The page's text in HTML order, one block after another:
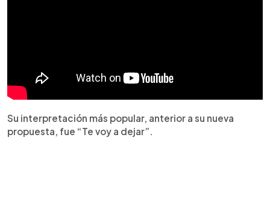
Su interpretación más popular, anterior a su nueva
propuesta, fue “Te voy a dejar”.